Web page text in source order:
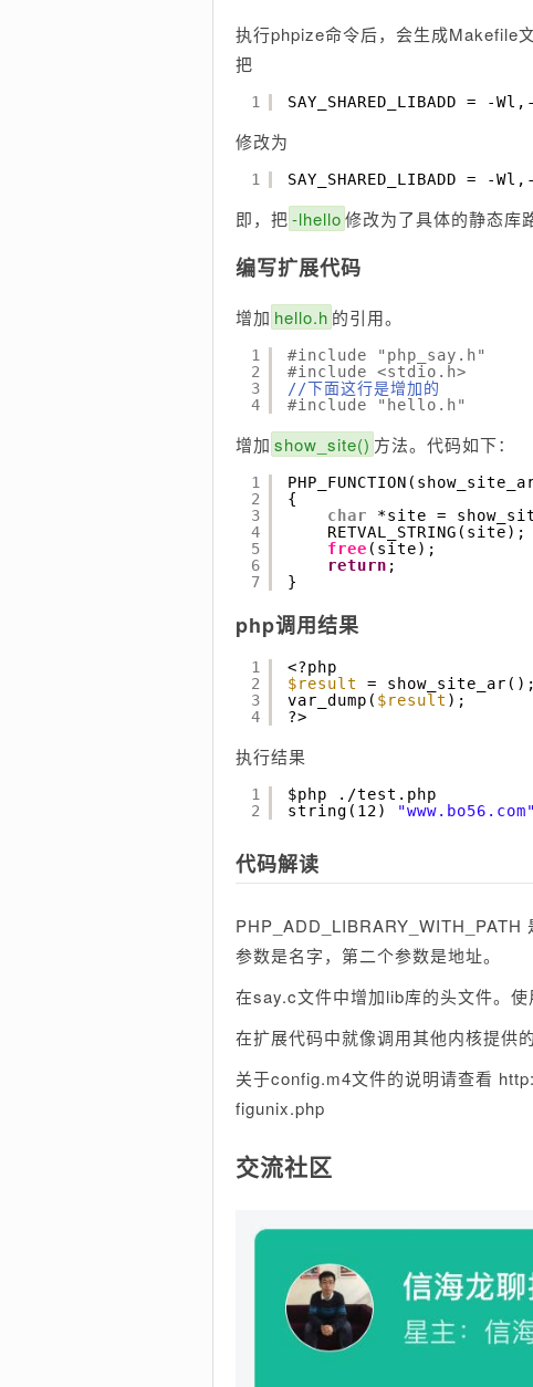
执行phpize命令后，会生成Makefile
把
1
修改为
1
即，把-lhello修改为了具体的静态库
编写扩展代码
增加 hello.h 的引用。
1
2
3
4
#include "php_say.h"
#include <stdio.h>
//下面这行是增加的
#include "hello.h"
增加 show_site() 方法。代码如下：
1
2
3
4
5
6
7
{
char
*site =
RETVAL_STRING(site);
free (site);
return ;
}
php调用结果
1
2
3
4
<?php
$result
= show_site_ar();
var_dump( $result );
?>
执行结果
1
2
$php . /test .php
string(12)
"www.bo56.com"
代码解读
PHP_ADD_LIBRARY_WITH_PATH
参数是名字，第二个参数是地址。
在say.c文件中增加lib库的头文件。使
在扩展代码中就像调用其他内核提供
关于config.m4文件的说明请查看
figunix.php
交流社区